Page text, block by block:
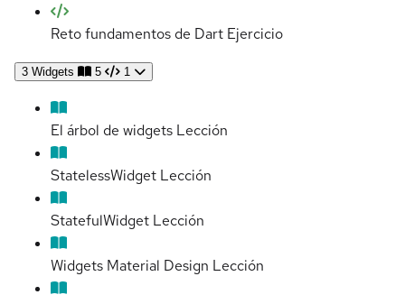
Reto fundamentos de Dart Ejercicio
3 Widgets 5 1
El árbol de widgets Lección
StatelessWidget Lección
StatefulWidget Lección
Widgets Material Design Lección